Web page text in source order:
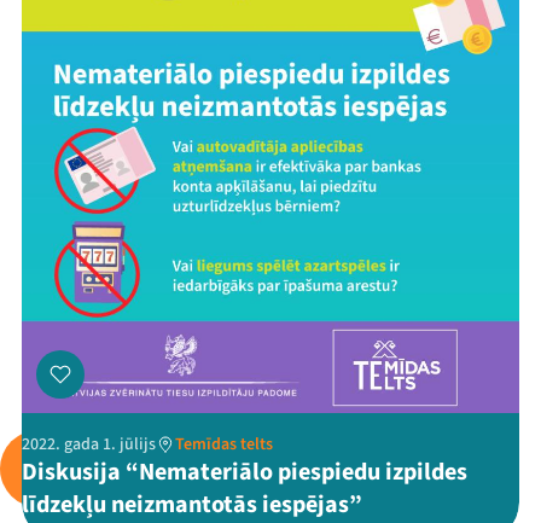
2022. gada 1. jūlijs Temīdas telts
Diskusija “Nemateriālo piespiedu izpildes
līdzekļu neizmantotās iespējas”